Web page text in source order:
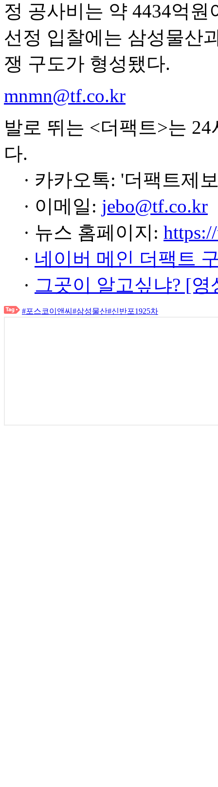
정 공사비는 약 4434억
선정 입찰에는 삼성물산
쟁 구도가 형성됐다.
mnmn@tf.co.kr
발로 뛰는 <더팩트>는
다.
· 카카오톡: '더팩트제
· 이메일: jebo@tf.co.kr
· 뉴스 홈페이지:
· 네이버 메인 더팩트
· 그곳이 알고싶냐? [
#포스코이앤씨 #삼성물산#신반포1925차